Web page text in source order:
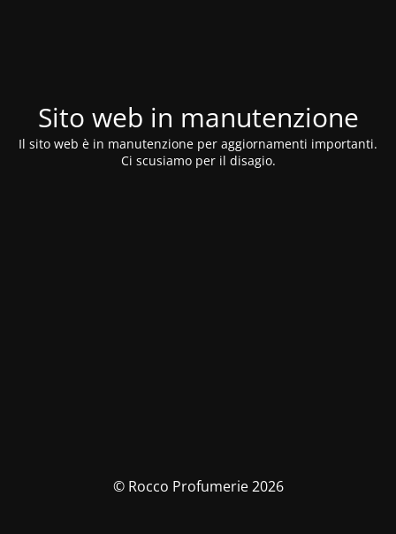
Sito web in manutenzione
Il sito web è in manutenzione per aggiornamenti importanti.
Ci scusiamo per il disagio.
© Rocco Profumerie 2026